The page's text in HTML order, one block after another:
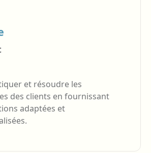
et résoudre les
des clients en fournissant
adaptées et